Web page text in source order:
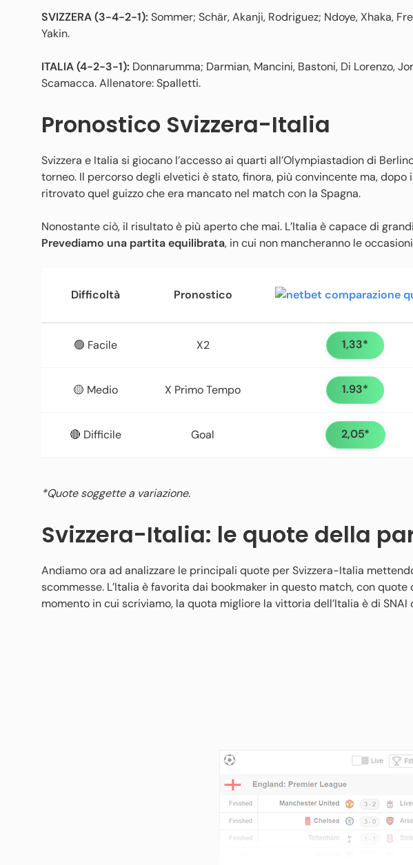
SVIZZERA (3-4-2-1): Sommer; Schär, Akanji, Rodriguez; Ndoye, Xhaka,
Yakin.
ITALIA (4-2-3-1): Donnarumma; Darmian, Mancini, Bastoni, Di Lorenzo,
Scamacca. Allenatore: Spalletti.
Pronostico Svizzera-Italia
Svizzera e Italia si giocano l’accesso ai quarti all’Olympiastadion di
torneo. Il percorso degli elvetici è stato, finora, più convincente ma,
ritrovato quel guizzo che era mancato nel match con la Spagna.
Nonostante ciò, il risultato è più aperto che mai. L’Italia è capace di
Prevediamo una partita equilibrata, in cui non mancheranno le
Difficoltà Pronostico
🟢 Facile X2 1,33*
🟡 Medio X Primo Tempo 1.93*
🔴 Difficile Goal 2,05*
*Quote soggette a variazione.
Svizzera-Italia: le quote della
Andiamo ora ad analizzare le principali quote per Svizzera-Italia
scommesse. L’Italia è favorita dai bookmaker in questo match, con
momento in cui scriviamo, la quota migliore la vittoria dell’Italia è di SNAI